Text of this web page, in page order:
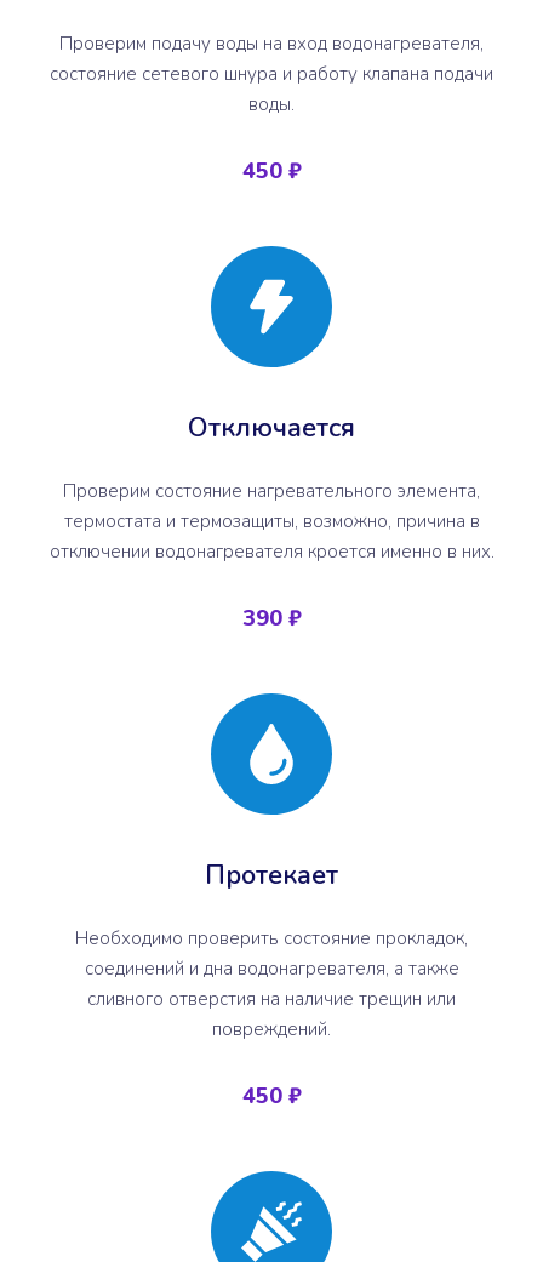
Проверим подачу воды на вход водонагревателя,
состояние сетевого шнура и работу клапана подачи
воды.
450 ₽
Отключается
Проверим состояние нагревательного элемента,
термостата и термозащиты, возможно, причина в
отключении водонагревателя кроется именно в них.
390 ₽
Протекает
Необходимо проверить состояние прокладок,
соединений и дна водонагревателя, а также
сливного отверстия на наличие трещин или
повреждений.
450 ₽